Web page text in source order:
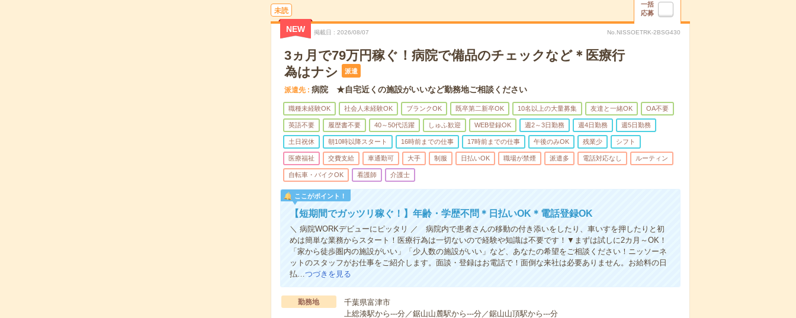
未読
一括
応募
NEW 掲載日 2026/08/07 No.NISSOETRK-2BSG430
3ヵ月で79万円稼ぐ！病院で備品のチェックなど＊医療行
為はナシ
派遣
派遣先 病院 ★自宅近くの施設がいいなど勤務地ご相談ください
職種未経験OK 社会人未経験OK ブランクOK 既卒第二新卒OK 10名以上の大量募集 友達と一緒OK OA不要
英語不要 履歴書不要 40～50代活躍 しゅふ歓迎 WEB登録OK 週2～3日勤務 週4日勤務 週5日勤務
土日祝休 朝10時以降スタート 16時前までの仕事 17時前までの仕事 午後のみOK 残業少 シフト
医療福祉 交費支給 車通勤可 大手 制服 日払いOK 職場が禁煙 派遣多 電話対応なし ルーティン
自転車・バイクOK 看護師 介護士
ここがポイント！
【短期間でガッツリ稼ぐ！】年齢・学歴不問＊日払いOK＊電話登録OK
＼ 病院WORKデビューにピッタリ ／ 病院内で患者さんの移動の付き添いをしたり、車いすを押したりと初
めは簡単な業務からスタート！医療行為は一切ないので経験や知識は不要です！▼まずは試しに2カ月～OK！
「家から徒歩圏内の施設がいい」「少人数の施設がいい」など、あなたの希望をご相談ください！ニッソーネ
ットのスタッフがお仕事をご紹介します。面談・登録はお電話で！面倒な来社は必要ありません。お給料の日
払…つづきを見る
勤務地
千葉県富津市
上総湊駅から---分／鋸山山麓駅から---分／鋸山山頂駅から---分